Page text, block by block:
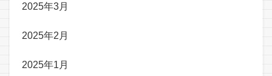
2025年3月
2025年2月
2025年1月